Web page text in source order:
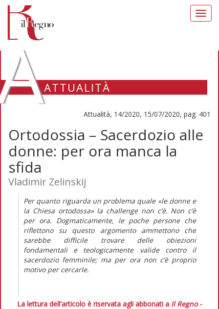
ATTUALITÀ
Attualità, 14/2020, 15/07/2020, pag. 401
Ortodossia – Sacerdozio alle
donne: per ora manca la
sfida
Vladimir Zelinskij
Per quanto riguarda un problema quale «le donne e
la Chiesa ortodossa» la challengenon c’è. Non c’è
per ora. Dogmaticamente, le poche persone che
riflettono su questo argomento ammettono che
sarebbe difficile trovare delle obiezioni
fondamentali e teologicamente valide contro il
sacerdozio femminile; ma per ora non c’è proprio
motivo per cercarle.
La lettura dell'articolo è riservata agli abbonati a Il Regno -